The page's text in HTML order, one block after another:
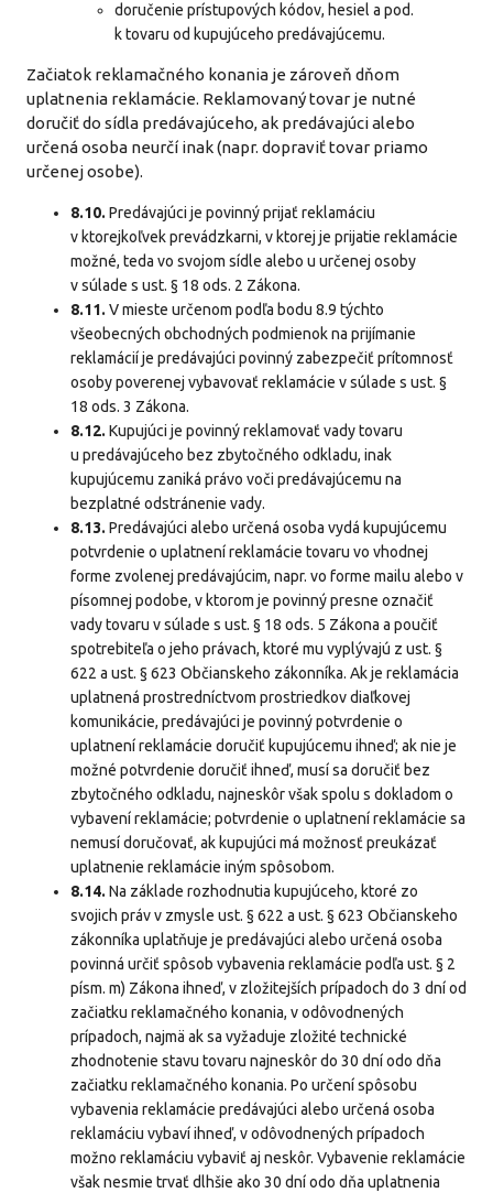
doručenie prístupových kódov, hesiel a pod.
k tovaru od kupujúceho predávajúcemu.
Začiatok reklamačného konania je zároveň dňom
uplatnenia reklamácie. Reklamovaný tovar je nutné
doručiť do sídla predávajúceho, ak predávajúci alebo
určená osoba neurčí inak (napr. dopraviť tovar priamo
určenej osobe).
8.10. Predávajúci je povinný prijať reklamáciu
v ktorejkoľvek prevádzkarni, v ktorej je prijatie reklamácie
možné, teda vo svojom sídle alebo u určenej osoby
v súlade s ust. § 18 ods. 2 Zákona.
8.11. V mieste určenom podľa bodu 8.9 týchto
všeobecných obchodných podmienok na prijímanie
reklamácií je predávajúci povinný zabezpečiť prítomnosť
osoby poverenej vybavovať reklamácie v súlade s ust. §
18 ods. 3 Zákona.
8.12. Kupujúci je povinný reklamovať vady tovaru
u predávajúceho bez zbytočného odkladu, inak
kupujúcemu zaniká právo voči predávajúcemu na
bezplatné odstránenie vady.
8.13. Predávajúci alebo určená osoba vydá kupujúcemu
potvrdenie o uplatnení reklamácie tovaru vo vhodnej
forme zvolenej predávajúcim, napr. vo forme mailu alebo v
písomnej podobe, v ktorom je povinný presne označiť
vady tovaru v súlade s ust. § 18 ods. 5 Zákona a poučiť
spotrebiteľa o jeho právach, ktoré mu vyplývajú z ust. §
622 a ust. § 623 Občianskeho zákonníka. Ak je reklamácia
uplatnená prostredníctvom prostriedkov diaľkovej
komunikácie, predávajúci je povinný potvrdenie o
uplatnení reklamácie doručiť kupujúcemu ihneď; ak nie je
možné potvrdenie doručiť ihneď, musí sa doručiť bez
zbytočného odkladu, najneskôr však spolu s dokladom o
vybavení reklamácie; potvrdenie o uplatnení reklamácie sa
nemusí doručovať, ak kupujúci má možnosť preukázať
uplatnenie reklamácie iným spôsobom.
8.14. Na základe rozhodnutia kupujúceho, ktoré zo
svojich práv v zmysle ust. § 622 a ust. § 623 Občianskeho
zákonníka uplatňuje je predávajúci alebo určená osoba
povinná určiť spôsob vybavenia reklamácie podľa ust. § 2
písm. m) Zákona ihneď, v zložitejších prípadoch do 3 dní od
začiatku reklamačného konania, v odôvodnených
prípadoch, najmä ak sa vyžaduje zložité technické
zhodnotenie stavu tovaru najneskôr do 30 dní odo dňa
začiatku reklamačného konania. Po určení spôsobu
vybavenia reklamácie predávajúci alebo určená osoba
reklamáciu vybaví ihneď, v odôvodnených prípadoch
možno reklamáciu vybaviť aj neskôr. Vybavenie reklamácie
však nesmie trvať dlhšie ako 30 dní odo dňa uplatnenia